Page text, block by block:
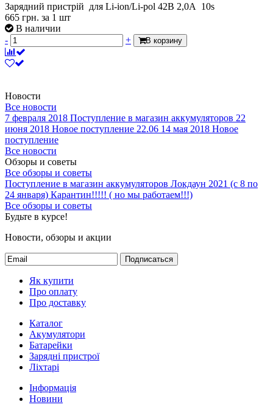
Зарядний пристрій для Li-ion/Li-pol 42В 2,0А 10s
665 грн. за 1 шт
В наличии
-
+ В корзину
Новости
Все новости
7 февраля 2018 Поступление в магазин аккумуляторов 22
июня 2018 Новое поступление 22.06 14 мая 2018 Новое
поступление
Все новости
Обзоры и советы
Все обзоры и советы
Поступление в магазин аккумуляторов Локдаун 2021 (с 8 по
24 января) Карантин!!!!! ( но мы работаем!!!)
Все обзоры и советы
Будьте в курсе!
Новости, обзоры и акции
Подписаться
Як купити
Про оплату
Про доставку
Каталог
Акумулятори
Батарейки
Зарядні пристрої
Ліхтарі
Інформація
Новини